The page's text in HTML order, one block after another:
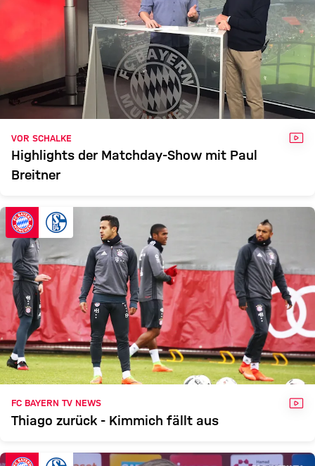
VOR SCHALKE
Highlights der Matchday-Show mit Paul
Breitner
FC BAYERN TV NEWS
Thiago zurück - Kimmich fällt aus